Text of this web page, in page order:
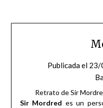
Publicada el 23/
Retrato de Sir
Sir Mordred es un